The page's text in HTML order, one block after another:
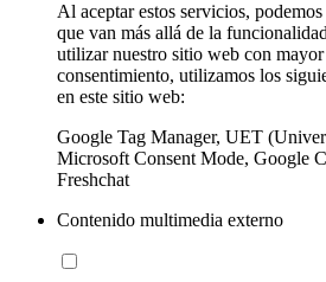
Al aceptar estos servicios,
que van más allá de la
utilizar nuestro sitio web con
consentimiento, utilizamos los
en este sitio web:
Google Tag Manager, UET
Microsoft Consent Mode, Google
Freshchat
Contenido multimedia externo